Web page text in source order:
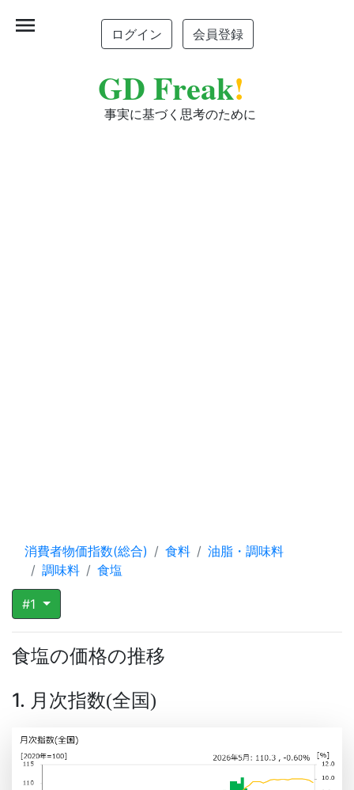
ログイン 会員登録
GD Freak!
事実に基づく思考のために
menu
消費者物価指数(総合) 食料
油脂・調味料
調味料
食塩
#1
食塩の価格の推移
1. 月次指数(全国)